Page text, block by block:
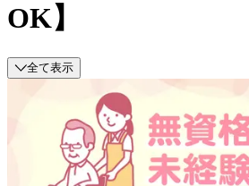
OK】
全て表示